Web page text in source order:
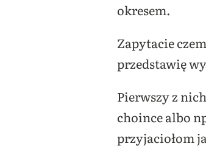
okresem.
Zapytacie
przedstawię
Pierwszy z
choince albo
przyjaciołom